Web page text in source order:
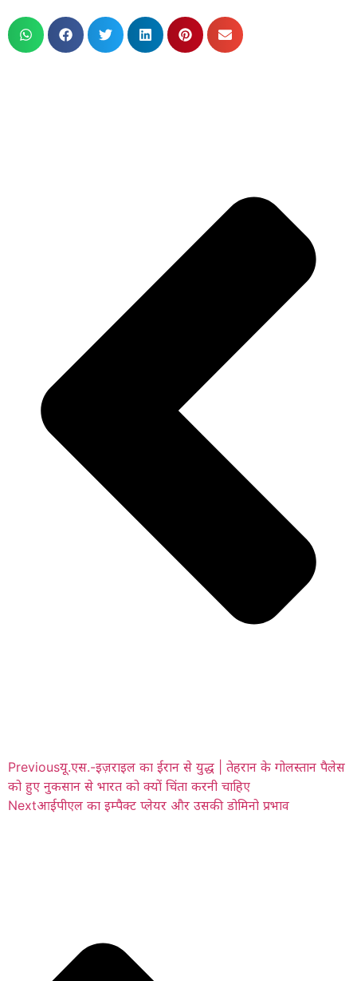
Previousयू.एस.-इज़राइल का ईरान से युद्ध | तेहरान के गोलस्तान पैलेस
को हुए नुकसान से भारत को क्यों चिंता करनी चाहिए
Nextआईपीएल का इम्पैक्ट प्लेयर और उसकी डोमिनो प्रभाव